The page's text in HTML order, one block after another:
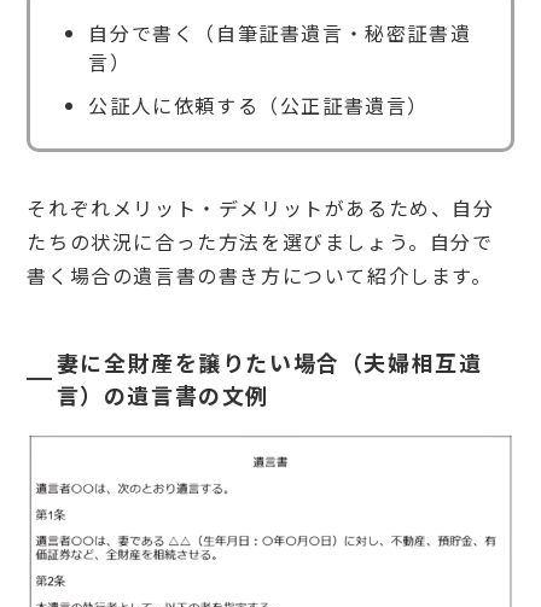
3
証書
5
子
し
を
際
の
注
意
点
自分で書く（自筆証書遺言・秘密証書遺
言）
公証人に依頼する（公正証書遺言）
それぞれメリット・デメリットがあるため、自分
たちの状況に合った方法を選びましょう。自分で
書く場合の遺言書の書き方について紹介します。
妻に全財産を譲りたい場合（夫婦相互遺
言）の遺言書の文例